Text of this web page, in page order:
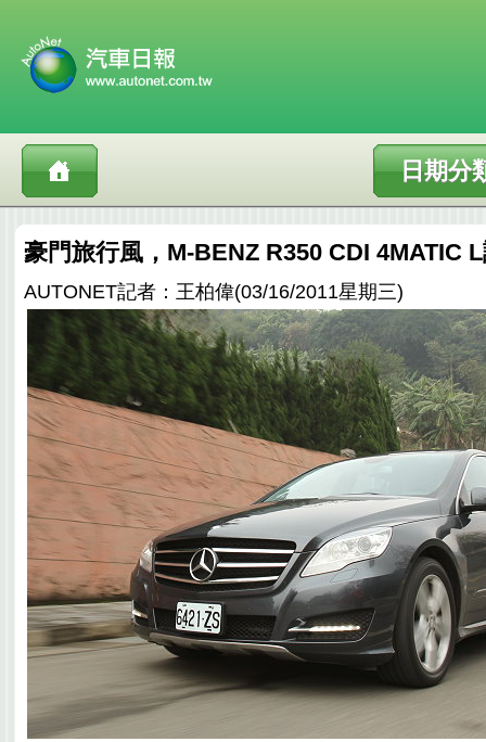
日期分
豪門旅行風，M-BENZ R350 CDI 4MATIC
AUTONET記者：王柏偉(03/16/2011星期三)